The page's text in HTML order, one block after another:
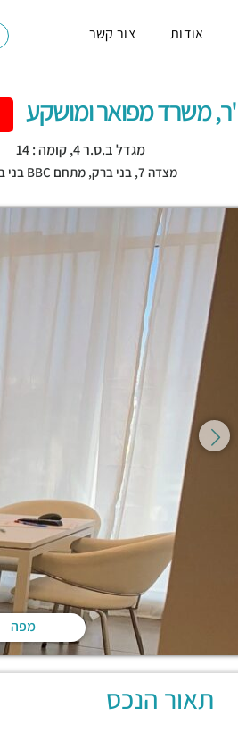
אודות צור קשר
מגדל ב.ס.ר 4, קומה : 14
מצדה 7, בני ברק,מתחם BBC בני ברק
מפה
תאור הנכס